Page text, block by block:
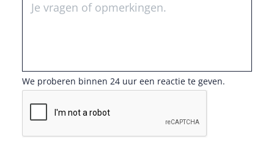
We proberen binnen 24 uur een reactie te geven.